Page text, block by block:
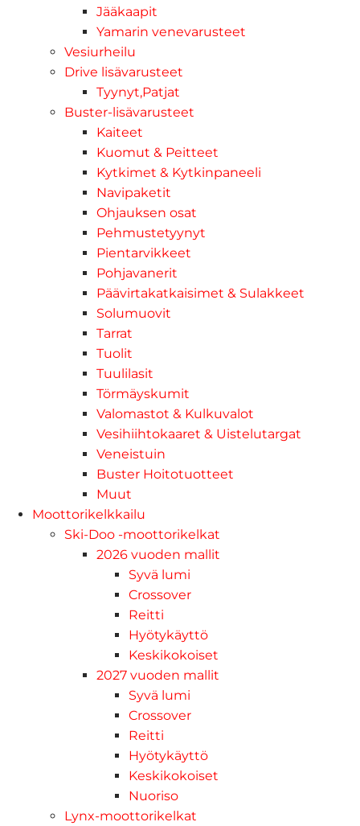
Jääkaapit
Yamarin venevarusteet
Vesiurheilu
Drive lisävarusteet
Tyynyt,Patjat
Buster-lisävarusteet
Kaiteet
Kuomut & Peitteet
Kytkimet & Kytkinpaneeli
Navipaketit
Ohjauksen osat
Pehmustetyynyt
Pientarvikkeet
Pohjavanerit
Päävirtakatkaisimet & Sulakkeet
Solumuovit
Tarrat
Tuolit
Tuulilasit
Törmäyskumit
Valomastot & Kulkuvalot
Vesihiihtokaaret & Uistelutargat
Veneistuin
Buster Hoitotuotteet
Muut
Moottorikelkkailu
Ski-Doo -moottorikelkat
2026 vuoden mallit
Syvä lumi
Crossover
Reitti
Hyötykäyttö
Keskikokoiset
2027 vuoden mallit
Syvä lumi
Crossover
Reitti
Hyötykäyttö
Keskikokoiset
Nuoriso
Lynx-moottorikelkat